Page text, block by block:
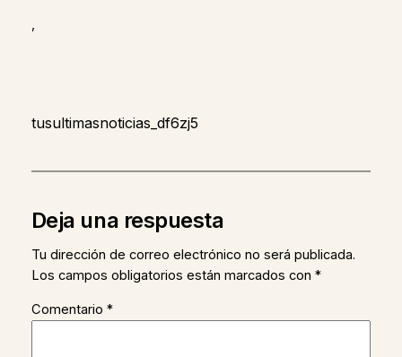
,
tusultimasnoticias_df6zj5
Deja una respuesta
Tu dirección de correo electrónico no será publicada.
Los campos obligatorios están marcados con *
Comentario *